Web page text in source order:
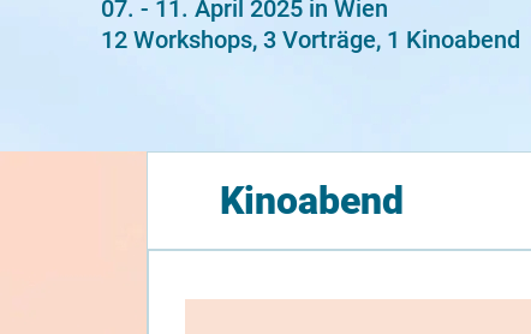
07. - 11. April 2025 in Wien
12 Workshops, 3 Vorträge, 1 Kinoabend
Kinoabend